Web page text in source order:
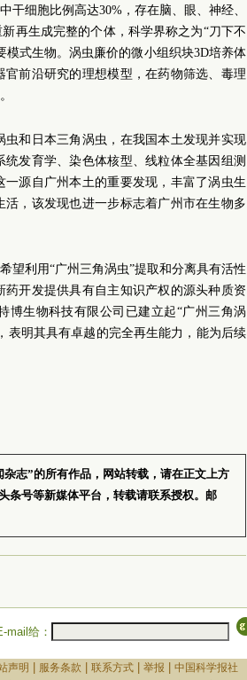
干细胞比例高达30%，存在脑、眼、神经、
再生成完整的个体，科学界称之为“刀下不
式生物。涡虫廉价的微小组织块3D培养体
前沿研究的理想模型，在药物筛选、毒理
和日本三角涡虫，在我国本土发现并实现
发育学、染色体核型、线粒体全基因组测
源自广州本土的重要发现，丰富了涡虫生
，该发现也进一步标志着广州市在生物多
望利用“广州三角涡虫”提取和分离具有活性
开发提供具有自主知识产权的源头种质资
生物科技有限公司已建立起“广州三角涡
表明其具有卓越的完全再生能力，能为后续
志”的所有作品，网站转载，请在正文上方
条号等新媒体平台，转载请联系授权。邮
mail给：
声明 服务条款 联系方式| 举报
中国科学报社